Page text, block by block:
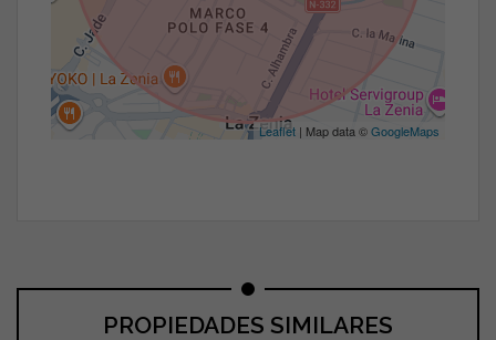
Leaflet | Map data ©GoogleMaps
PROPIEDADES SIMILARES